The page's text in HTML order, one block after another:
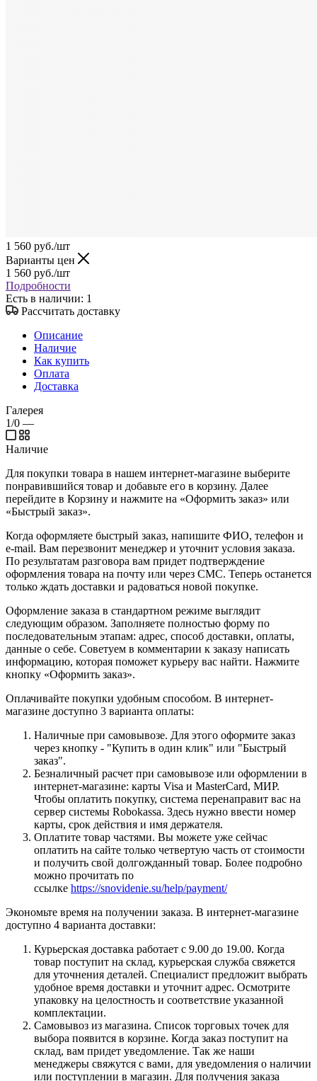
1 560 руб./шт
Варианты цен
1 560 руб./шт
Подробности
Есть в наличии: 1
Рассчитать доставку
Описание
Наличие
Как купить
Оплата
Доставка
Галерея
1/0 —
Наличие
Для покупки товара в нашем интернет-магазине выберите
понравившийся товар и добавьте его в корзину. Далее
перейдите в Корзину и нажмите на «Оформить заказ» или
«Быстрый заказ».
Когда оформляете быстрый заказ, напишите ФИО, телефон и
e-mail. Вам перезвонит менеджер и уточнит условия заказа.
По результатам разговора вам придет подтверждение
оформления товара на почту или через СМС. Теперь останется
только ждать доставки и радоваться новой покупке.
Оформление заказа в стандартном режиме выглядит
следующим образом. Заполняете полностью форму по
последовательным этапам: адрес, способ доставки, оплаты,
данные о себе. Советуем в комментарии к заказу написать
информацию, которая поможет курьеру вас найти. Нажмите
кнопку «Оформить заказ».
Оплачивайте покупки удобным способом. В интернет-
магазине доступно 3 варианта оплаты:
Наличные при самовывозе. Для этого оформите заказ
через кнопку - "Купить в один клик" или "Быстрый
заказ".
Безналичный расчет при самовывозе или оформлении в
интернет-магазине: карты Visa и MasterCard, МИР.
Чтобы оплатить покупку, система перенаправит вас на
сервер системы Robokassa. Здесь нужно ввести номер
карты, срок действия и имя держателя.
Оплатите товар частями. Вы можете уже сейчас
оплатить на сайте только четвертую часть от стоимости
и получить свой долгожданный товар. Более подробно
можно прочитать по
ссылке https://snovidenie.su/help/payment/
Экономьте время на получении заказа. В интернет-магазине
доступно 4 варианта доставки:
Курьерская доставка работает с 9.00 до 19.00. Когда
товар поступит на склад, курьерская служба свяжется
для уточнения деталей. Специалист предложит выбрать
удобное время доставки и уточнит адрес. Осмотрите
упаковку на целостность и соответствие указанной
комплектации.
Самовывоз из магазина. Список торговых точек для
выбора появится в корзине. Когда заказ поступит на
склад, вам придет уведомление. Так же наши
менеджеры свяжутся с вами, для уведомления о наличии
или поступлении в магазин. Для получения заказа